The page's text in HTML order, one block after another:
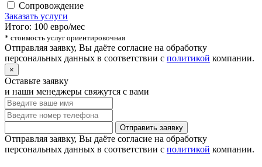
Сопровождение
Заказать услуги
Итого: 100 евро/мес
* стоимость услуг ориентировочная
Отправляя заявку, Вы даёте согласие на обработку
персональных данных в соответствии с политикой компании.
×
Оставьте заявку
и наши менеджеры свяжутся с вами
Отправить заявку
Отправляя заявку, Вы даёте согласие на обработку
персональных данных в соответствии с политикой компании.